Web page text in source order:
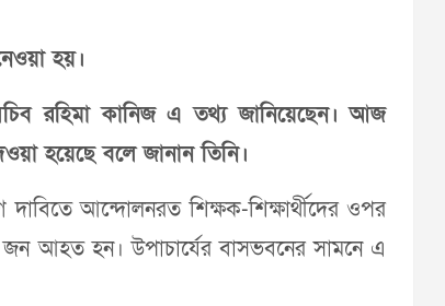
হয়।
রহিমা কানিজ এ তথ্য জানিয়েছেন। আজ
হয়েছে বলে জানান তিনি।
আন্দোলনরত শিক্ষক-শিক্ষার্থীদের ওপর
আহত হন। উপাচার্যের বাসভবনের সামনে এ